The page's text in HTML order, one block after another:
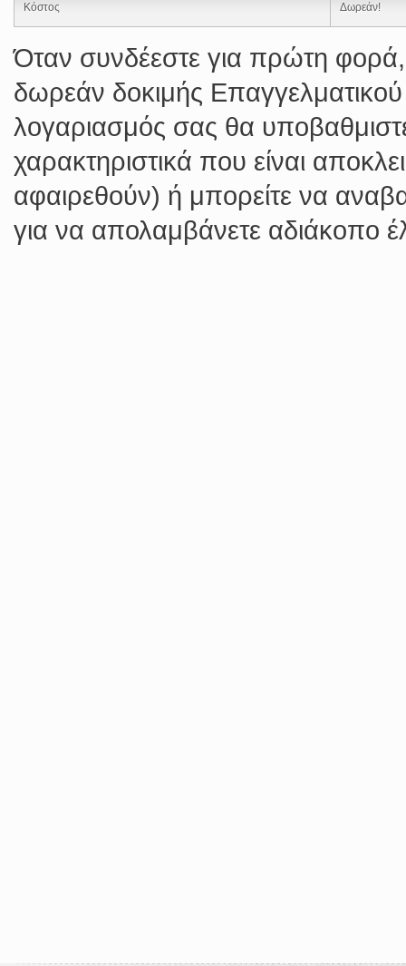
Κόστος Δωρεάν!
Όταν συνδέεστε για πρώτη
δωρεάν δοκιμής
λογαριασμός σας θα
χαρακτηριστικά που είναι
αφαιρεθούν) ή μπορείτε να
για να απολαμβάνετε αδιάκοπο